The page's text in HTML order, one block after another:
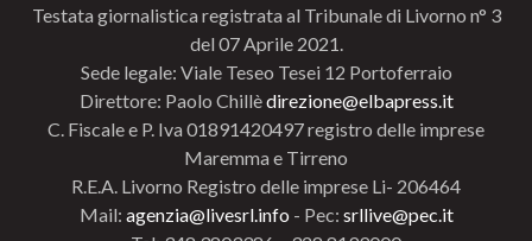
Testata giornalistica registrata al Tribunale di Livorno n° 3
del 07 Aprile 2021.
Sede legale: Viale Teseo Tesei 12 Portoferraio
Direttore: Paolo Chillèdirezione@elbapress.it
C. Fiscale e P. Iva 01891420497 registro delle imprese
Maremma e Tirreno
R.E.A. Livorno Registro delle imprese Li- 206464
Mail: agenzia@livesrl.info - Pec: srllive@pec.it